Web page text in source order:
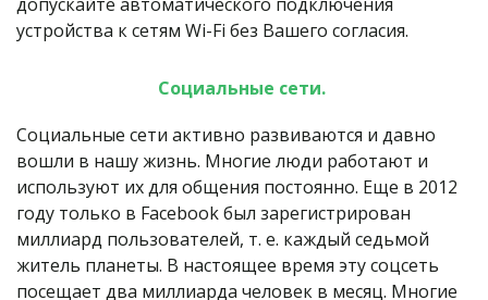
устройства к сетям Wi-Fi без Вашего согласия.
Социальные сети.
Социальные сети активно развиваются и давно
вошли в нашу жизнь. Многие люди работают и
используют их для общения постоянно. Еще в 2012
году только в Facebook был зарегистрирован
миллиард пользователей, т. е. каждый седьмой
житель планеты. В настоящее время эту соцсеть
посещает два миллиарда человек в месяц. Многие